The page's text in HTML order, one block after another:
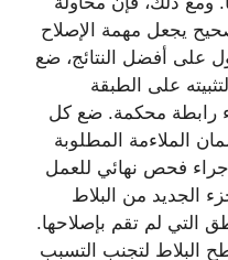
يجعل مهمة الإصلاح
على أفضل النتائج، ضع
على الطبقة
رابطة محكمة. ضع كل
الملاءمة المطلوبة
فحص نهائي للعمل
الجديد من البلاط
التي لم تقم بإصلاحها.
البلاط لتجنب التسبب